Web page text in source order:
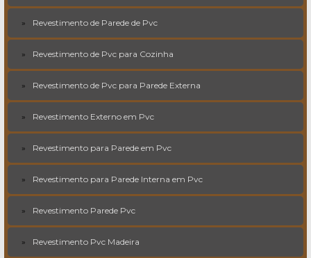
Revestimento de Parede de Pvc
Revestimento de Pvc para Cozinha
Revestimento de Pvc para Parede Externa
Revestimento Externo em Pvc
Revestimento para Parede em Pvc
Revestimento para Parede Interna em Pvc
Revestimento Parede Pvc
Revestimento Pvc Madeira